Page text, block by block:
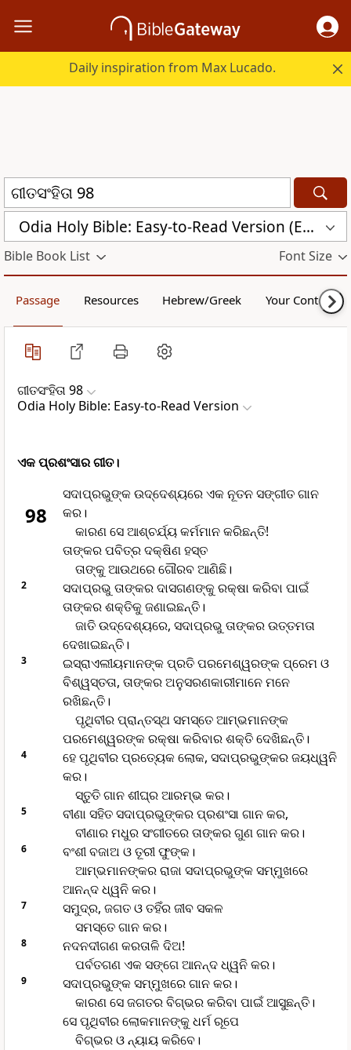
Daily inspiration from Max Lucado.
Odia Holy Bible: Easy-to-Read Version (ERV-OR)
Bible Book List Font Size
Passage Resources Hebrew/Greek Your Content
ଗୀତସଂହିତା 98
Odia Holy Bible: Easy-to-Read Version
ଏକ ପ୍ରଶଂସାର ଗୀତ।
98
ସଦାପ୍ରଭୁଙ୍କ ଉଦ୍ଦେଶ୍ୟରେ ଏକ ନୂତନ ସଙ୍ଗୀତ ଗାନ
କର।
କାରଣ ସେ ଆଶ୍ଚର୍ଯ୍ୟ କର୍ମମାନ କରିଛନ୍ତି!
ତାଙ୍କର ପବିତ୍ର ଦକ୍ଷିଣ ହସ୍ତ
ତାଙ୍କୁ ଆଉଥରେ ଗୌରବ ଆଣିଛି।
2
ସଦାପ୍ରଭୁ ତାଙ୍କର ଦାସଗଣଙ୍କୁ ରକ୍ଷା କରିବା ପାଇଁ
ତାଙ୍କର ଶକ୍ତିକୁ ଜଣାଇଛନ୍ତି।
ଜାତି ଉଦ୍ଦେଶ୍ୟରେ, ସଦାପ୍ରଭୁ ତାଙ୍କର ଉତ୍ତମତା
ଦେଖାଇଛନ୍ତି।
3
ଇସ୍ରାଏଲୀୟମାନଙ୍କ ପ୍ରତି ପରମେଶ୍ୱରଙ୍କ ପ୍ରେମ ଓ
ବିଶ୍ୱସ୍ତତା, ତାଙ୍କର ଅନୁସରଣକାରୀମାନେ ମନେ
ରଖିଛନ୍ତି।
ପୃଥିବୀର ପ୍ରାନ୍ତସ୍ଥ ସମସ୍ତେ ଆମ୍ଭମାନଙ୍କ
ପରମେଶ୍ୱରଙ୍କ ରକ୍ଷା କରିବାର ଶକ୍ତି ଦେଖିଛନ୍ତି।
4
ହେ ପୃଥିବୀର ପ୍ରତ୍ୟେକ ଲୋକ, ସଦାପ୍ରଭୁଙ୍କର ଜୟଧ୍ୱନି
କର।
ସ୍ତୁତି ଗାନ ଶୀଘ୍ର ଆରମ୍ଭ କର।
5
ବୀଣା ସହିତ ସଦାପ୍ରଭୁଙ୍କର ପ୍ରଶଂସା ଗାନ କର,
ବୀଣାର ମଧୁର ସଂଗୀତରେ ତାଙ୍କର ଗୁଣ ଗାନ କର।
6
ବଂଶୀ ବଜାଅ ଓ ତୂରୀ ଫୁଙ୍କ।
ଆମ୍ଭମାନଙ୍କର ରାଜା ସଦାପ୍ରଭୁଙ୍କ ସମ୍ମୁଖରେ
ଆନନ୍ଦ ଧ୍ୱନି କର।
7
ସମୁଦ୍ର, ଜଗତ ଓ ତହିଁର ଜୀବ ସକଳ
ସମସ୍ତେ ଗାନ କର।
8
ନଦନଦୀଗଣ କରତାଳି ଦିଅ!
ପର୍ବତଗଣ ଏକ ସଙ୍ଗେ ଆନନ୍ଦ ଧ୍ୱନି କର।
9
ସଦାପ୍ରଭୁଙ୍କ ସମ୍ମୁଖରେ ଗାନ କର।
କାରଣ ସେ ଜଗତର ବିଗ୍ଭର କରିବା ପାଇଁ ଆସୁଛନ୍ତି।
ସେ ପୃଥିବୀର ଲୋକମାନଙ୍କୁ ଧର୍ମ ରୂପେ
ବିଗ୍ଭର ଓ ନ୍ୟାୟ କରିବେ।